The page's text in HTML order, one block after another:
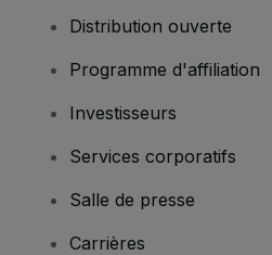
Distribution ouverte
Programme d'affiliation
Investisseurs
Services corporatifs
Salle de presse
Carrières